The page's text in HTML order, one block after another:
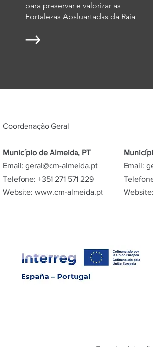
para preservar e valorizar as
Fortalezas Abaluartadas da Raia
Coordenação Geral
Município de Almeida, PT
Email: geral@cm-almeida.pt
Telefone: +351 271 571 229
Website: www.cm-almeida.pt
Email:
Website: